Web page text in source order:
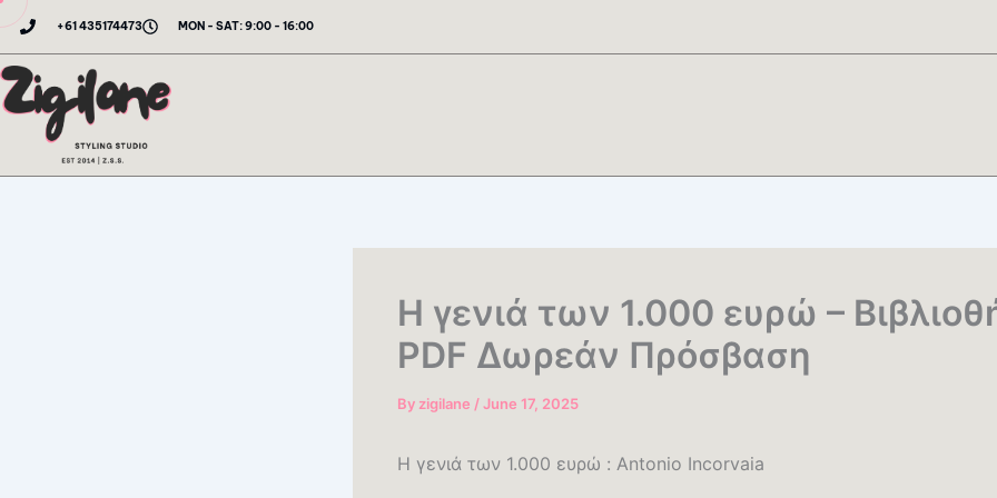
Skip
content
+61 435174473 MON - SAT: 9:00 - 16:00
Η γενιά των 1.000 ευρώ –
PDF Δωρεάν Πρόσβαση
By zigilane /June 17, 2025
Η γενιά των 1.000 ευρώ : Antonio Incorvaia